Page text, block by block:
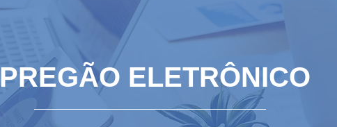
PREGÃO ELETRÔNICO